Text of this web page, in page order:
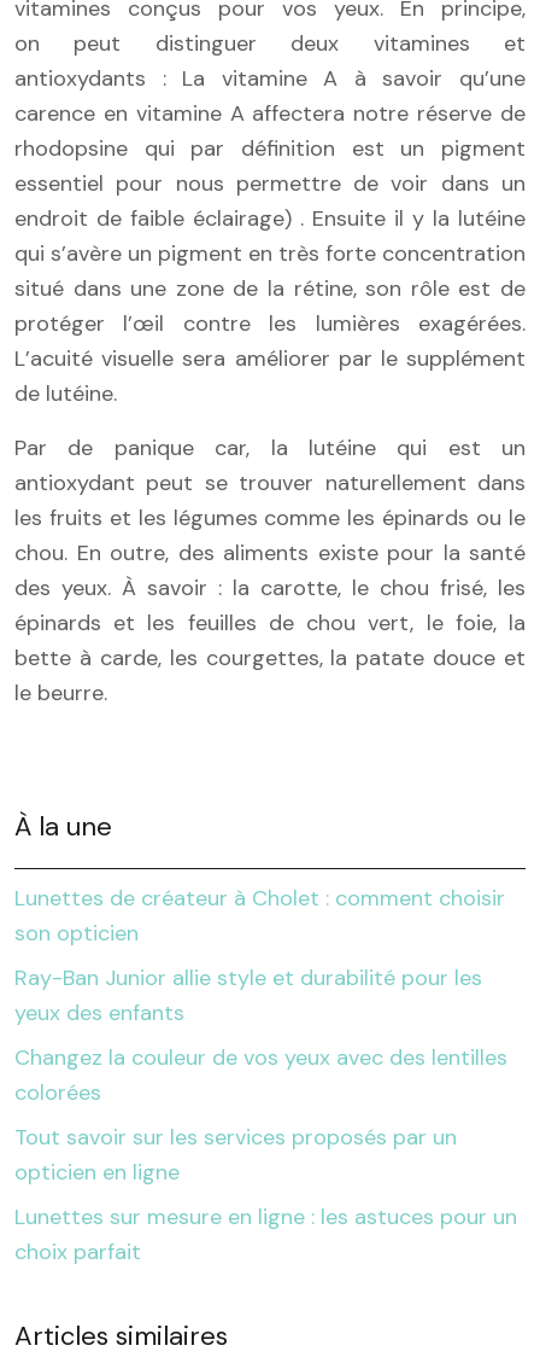
vitamines conçus pour vos yeux. En principe,
on peut distinguer deux vitamines et
antioxydants : La vitamine A à savoir qu’une
carence en vitamine A affectera notre réserve de
rhodopsine qui par définition est un pigment
essentiel pour nous permettre de voir dans un
endroit de faible éclairage) . Ensuite il y la lutéine
qui s’avère un pigment en très forte concentration
situé dans une zone de la rétine, son rôle est de
protéger l’œil contre les lumières exagérées.
L’acuité visuelle sera améliorer par le supplément
de lutéine.
Par de panique car, la lutéine qui est un
antioxydant peut se trouver naturellement dans
les fruits et les légumes comme les épinards ou le
chou. En outre, des aliments existe pour la santé
des yeux. À savoir : la carotte, le chou frisé, les
épinards et les feuilles de chou vert, le foie, la
bette à carde, les courgettes, la patate douce et
le beurre.
À la une
Lunettes de créateur à Cholet : comment choisir
son opticien
Ray-Ban Junior allie style et durabilité pour les
yeux des enfants
Changez la couleur de vos yeux avec des lentilles
colorées
Tout savoir sur les services proposés par un
opticien en ligne
Lunettes sur mesure en ligne : les astuces pour un
choix parfait
Articles similaires